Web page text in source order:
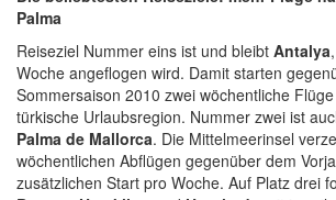
Palma
Reiseziel Nummer eins ist und bleibt Antalya
Woche angeflogen wird. Damit starten
Sommersaison 2010 zwei wöchentliche
türkische Urlaubsregion. Nummer zwei ist
Palma de Mallorca. Die Mittelmeerinsel
wöchentlichen Abflügen gegenüber dem
zusätzlichen Start pro Woche. Auf Platz drei